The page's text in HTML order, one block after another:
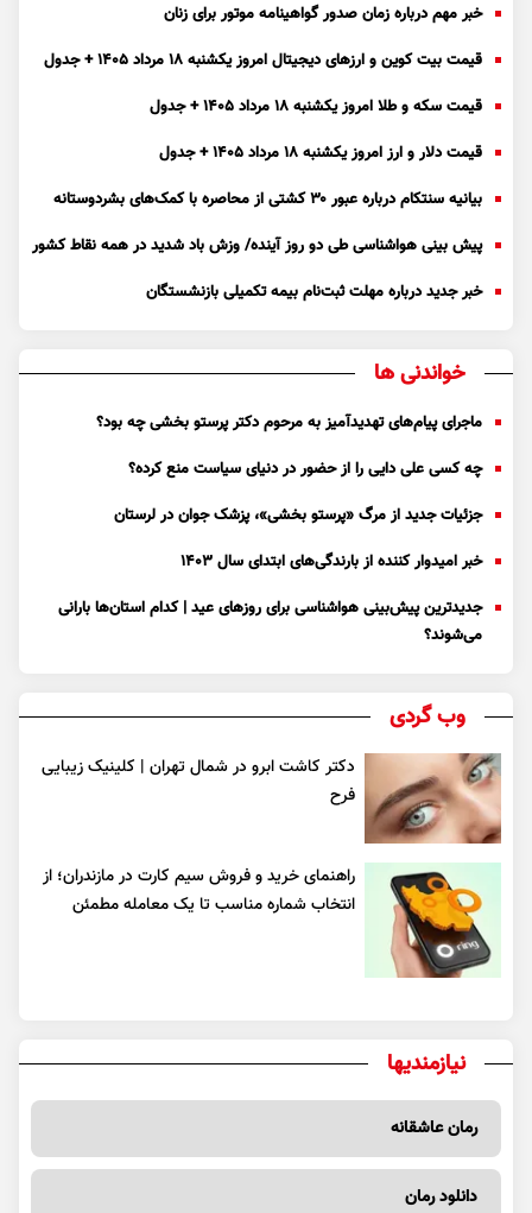
خبر مهم درباره زمان صدور گواهینامه موتور برای زنان
قیمت بیت کوین و ارز‌های دیجیتال امروز یکشنبه ۱۸ مرداد ۱۴۰۵ + جدول
قیمت سکه و طلا امروز یکشنبه ۱۸ مرداد ۱۴۰۵ + جدول
قیمت دلار و ارز امروز یکشنبه ۱۸ مرداد ۱۴۰۵ + جدول
بیانیه سنتکام درباره عبور ۳۰ کشتی از محاصره با کمک‌های بشردوستانه
پیش بینی هواشناسی طی دو روز آینده/ وزش باد شدید در همه نقاط کشور
خبر جدید درباره مهلت ثبت‌نام بیمه تکمیلی بازنشستگان
خواندنی ها
ماجرای پیام‌های تهدیدآمیز به مرحوم دکتر پرستو بخشی چه بود؟
چه کسی علی دایی را از حضور در دنیای سیاست منع کرده؟
جزئیات جدید از مرگ «پرستو بخشی»، پزشک جوان در لرستان
خبر امیدوار کننده از بارندگی‌های ابتدای سال ۱۴۰۳
جدیدترین پیش‌بینی هواشناسی برای روزهای عید | کدام استان‌ها بارانی
می‌شوند؟
وب گردی
دکتر کاشت ابرو در شمال تهران | کلینیک زیبایی
فرح
راهنمای خرید و فروش سیم کارت در مازندران؛ از
انتخاب شماره مناسب تا یک معامله مطمئن
نیازمندیها
رمان عاشقانه
دانلود رمان